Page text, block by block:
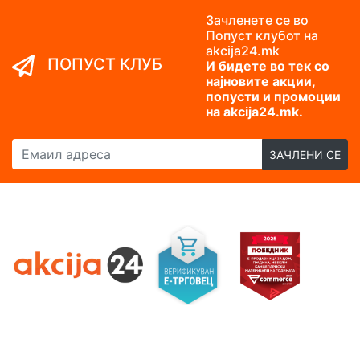
ПОПУСТ КЛУБ
Зачленете се во
Попуст клубот на
akcija24.mk
И бидете во тек со
најновите акции,
попусти и промоции
на akcija24.mk.
Емаил адреса
ЗАЧЛЕНИ СЕ